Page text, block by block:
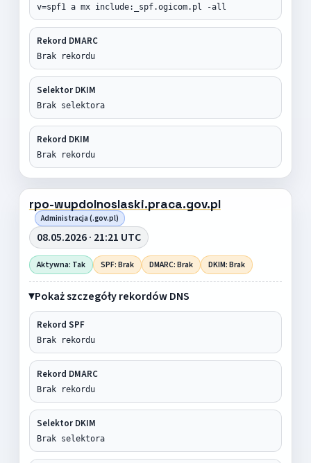
v=spf1 a mx include:_spf.ogicom.pl -all
Rekord DMARC
Brak rekordu
Selektor DKIM
Brak selektora
Rekord DKIM
Brak rekordu
rpo-wupdolnoslaski.praca.gov.pl
Administracja (.gov.pl)
08.05.2026 · 21:21 UTC
Aktywna: Tak SPF: Brak DMARC: Brak DKIM: Brak
Pokaż szczegóły rekordów DNS
Rekord SPF
Brak rekordu
Rekord DMARC
Brak rekordu
Selektor DKIM
Brak selektora